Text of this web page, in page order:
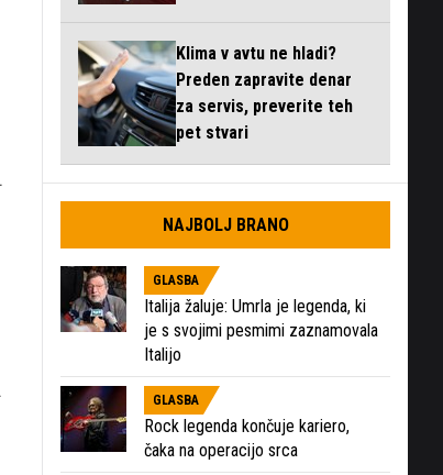
Klima v avtu ne hladi?
Preden zapravite denar
za servis, preverite teh
pet stvari
NAJBOLJ BRANO
GLASBA
Italija žaluje: Umrla je legenda, ki
je s svojimi pesmimi zaznamovala
Italijo
GLASBA
Rock legenda končuje kariero,
čaka na operacijo srca